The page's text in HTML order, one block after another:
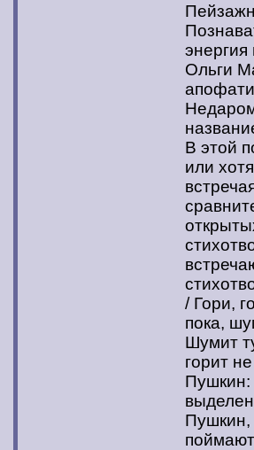
Ольги
В этой
или
/ Гори,
пока,
Шумит
горит
Пушкин,